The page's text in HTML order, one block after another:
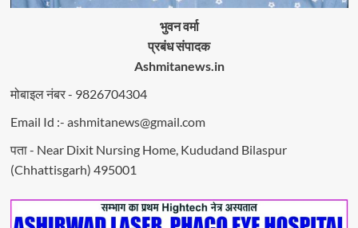
भुवन वर्मा
प्रबंध संपादक
Ashmitanews.in
मोबाइल नंबर - 9826704304
Email Id :- ashmitanews@gmail.com
पता - Near Dixit Nursing Home, Kududand Bilaspur
(Chhattisgarh) 495001